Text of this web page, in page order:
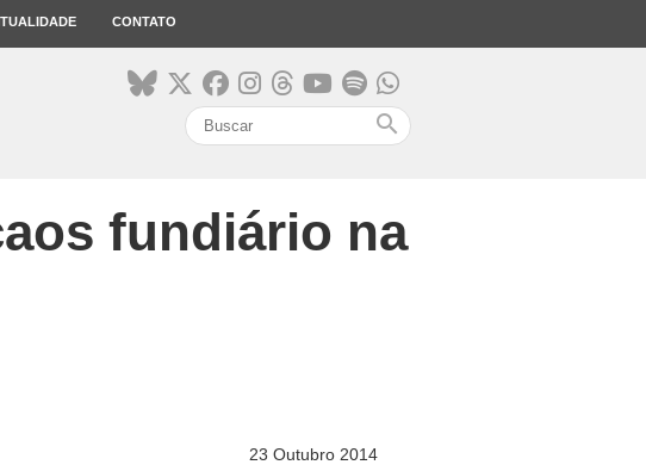
CONTATO
search
fundiário na
23 Outubro 2014